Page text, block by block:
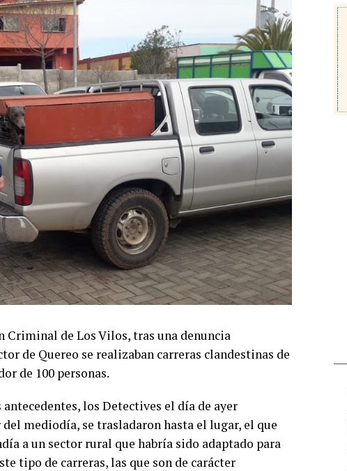
de Los Vilos, tras una denuncia
de Quereo se realizaban carreras clandestinas de
de 100 personas.
antecedentes, los Detectives el día de ayer
mediodía, se trasladaron hasta el lugar, el que
a un sector rural que habría sido adaptado para
tipo de carreras, las que son de carácter